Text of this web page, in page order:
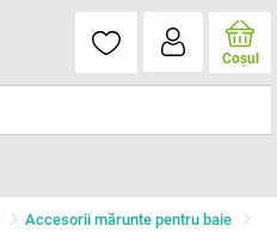
Coşul
Accesorii mărunte pentru baie